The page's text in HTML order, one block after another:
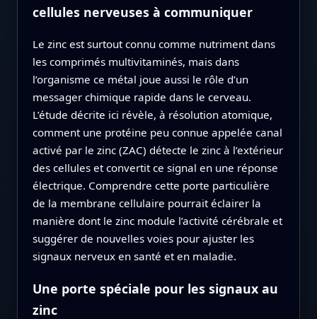
cellules nerveuses à communiquer
Le zinc est surtout connu comme nutriment dans
les comprimés multivitaminés, mais dans
l’organisme ce métal joue aussi le rôle d’un
messager chimique rapide dans le cerveau.
L’étude décrite ici révèle, à résolution atomique,
comment une protéine peu connue appelée canal
activé par le zinc (ZAC) détecte le zinc à l’extérieur
des cellules et convertit ce signal en une réponse
électrique. Comprendre cette porte particulière
de la membrane cellulaire pourrait éclairer la
manière dont le zinc module l’activité cérébrale et
suggérer de nouvelles voies pour ajuster les
signaux nerveux en santé et en maladie.
Une porte spéciale pour les signaux au
zinc